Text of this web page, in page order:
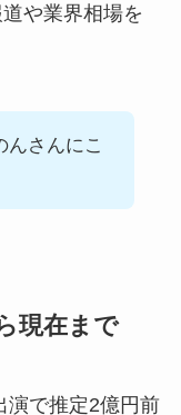
や業界相場を
んさんにこ
現在まで
演で推定2億円前